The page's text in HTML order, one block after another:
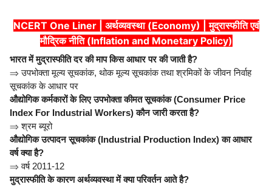
NCERT One Liner | अर्थव्यवस्था (Economy) | मुद्रास्फीति एवं
मौद्रिक नीति (Inflation and Monetary Policy)
भारत में मुद्रास्फीति दर की माप किस आधार पर की जाती है?
⇒ उपभोक्ता मूल्य सूचकांक, थोक मूल्य सूचकांक तथा श्रमिकों के जीवन निर्वाह
सूचकांक के आधार पर
औद्योगिक कर्मकारों के लिए उपभोक्ता कीमत सूचकांक (Consumer Price
Index For Industrial Workers) कौन जारी करता है?
⇒ श्रम ब्यूरो
औद्योगिक उत्पादन सूचकांक (Industrial Production Index) का आधार
वर्ष क्या है?
⇒ वर्ष 2011-12
मुद्रास्फीति के कारण अर्थव्यवस्था में क्या परिवर्तन आते है?